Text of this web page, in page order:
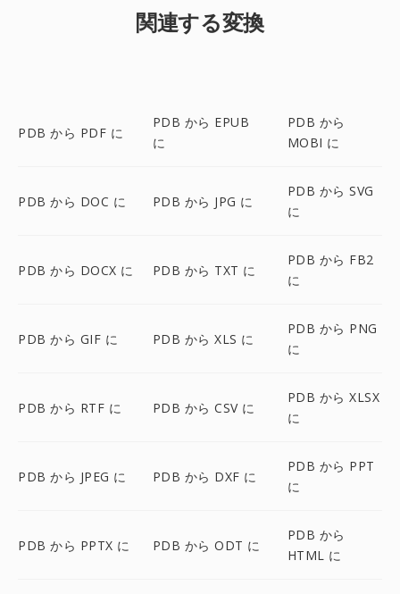
関連する変換
PDB から PDF に
PDB から EPUB
に
PDB から
MOBI に
PDB から DOC に PDB から JPG に
PDB から SVG
に
PDB から DOCX に PDB から TXT に
PDB から FB2
に
PDB から GIF に PDB から XLS に
PDB から PNG
に
PDB から RTF に PDB から CSV に
PDB から XLSX
に
PDB から JPEG に PDB から DXF に
PDB から PPT
に
PDB から PPTX に PDB から ODT に
PDB から
HTML に